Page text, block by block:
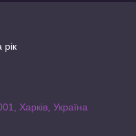
рік
Харків, Україна